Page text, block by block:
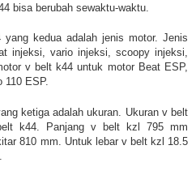
bisa berubah sewaktu-waktu.
kedua adalah jenis motor. Jenis
injeksi, vario injeksi, scoopy injeksi,
v belt k44 untuk motor Beat ESP,
110 ESP.
ketiga adalah ukuran. Ukuran v belt
k44. Panjang v belt kzl 795 mm
810 mm. Untuk lebar v belt kzl 18.5